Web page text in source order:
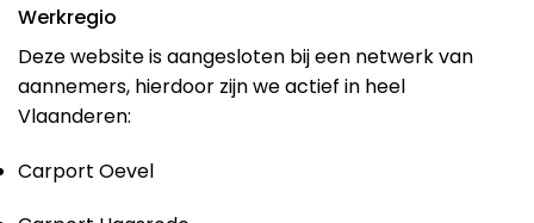
Werkregio
Deze website is aangesloten bij een netwerk van
aannemers, hierdoor zijn we actief in heel
Vlaanderen:
Carport Oevel